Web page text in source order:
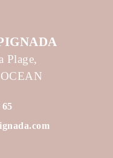
Plage,
65